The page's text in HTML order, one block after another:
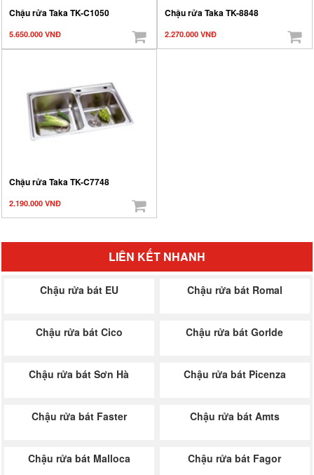
Chậu rửa Taka TK-C1050
5.650.000 VNĐ
Chậu rửa Taka TK-8848
2.270.000 VNĐ
Chậu rửa Taka TK-C7748
2.190.000 VNĐ
LIÊN KẾT NHANH
Chậu rửa bát EU Chậu rửa bát Romal
Chậu rửa bát Cico Chậu rửa bát Gorlde
Chậu rửa bát Sơn Hà Chậu rửa bát Picenza
Chậu rửa bát Faster Chậu rửa bát Amts
Chậu rửa bát Malloca Chậu rửa bát Fagor